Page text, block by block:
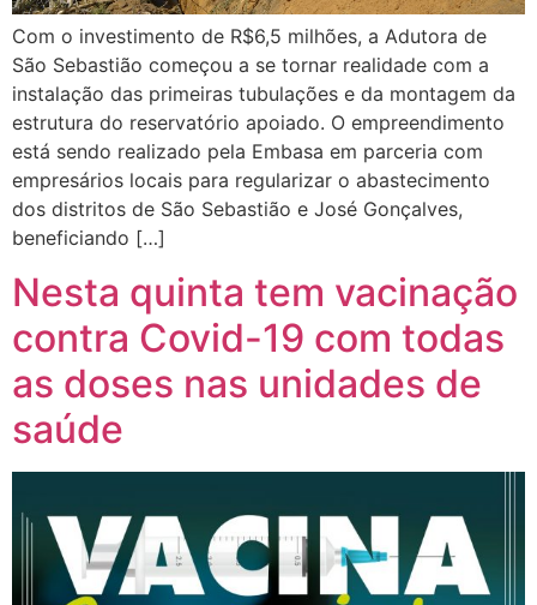
Com o investimento de R$6,5 milhões, a Adutora de
São Sebastião começou a se tornar realidade com a
instalação das primeiras tubulações e da montagem da
estrutura do reservatório apoiado. O empreendimento
está sendo realizado pela Embasa em parceria com
empresários locais para regularizar o abastecimento
dos distritos de São Sebastião e José Gonçalves,
beneficiando […]
Nesta quinta tem vacinação
contra Covid-19 com todas
as doses nas unidades de
saúde